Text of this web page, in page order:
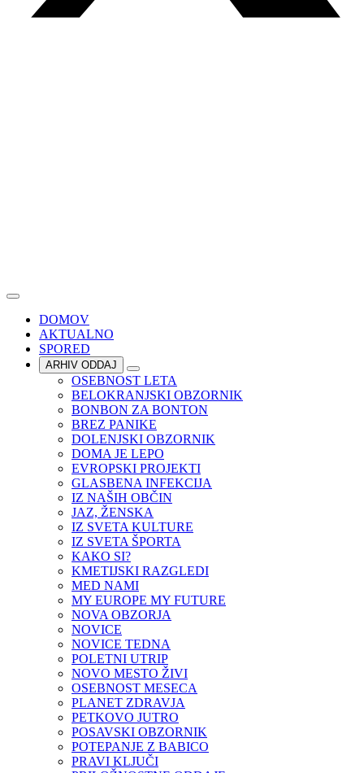
DOMOV
AKTUALNO
SPORED
ARHIV ODDAJ
OSEBNOST LETA
BELOKRANJSKI OBZORNIK
BONBON ZA BONTON
BREZ PANIKE
DOLENJSKI OBZORNIK
DOMA JE LEPO
EVROPSKI PROJEKTI
GLASBENA INFEKCIJA
IZ NAŠIH OBČIN
JAZ, ŽENSKA
IZ SVETA KULTURE
IZ SVETA ŠPORTA
KAKO SI?
KMETIJSKI RAZGLEDI
MED NAMI
MY EUROPE MY FUTURE
NOVA OBZORJA
NOVICE
NOVICE TEDNA
POLETNI UTRIP
NOVO MESTO ŽIVI
OSEBNOST MESECA
PLANET ZDRAVJA
PETKOVO JUTRO
POSAVSKI OBZORNIK
POTEPANJE Z BABICO
PRAVI KLJUČI